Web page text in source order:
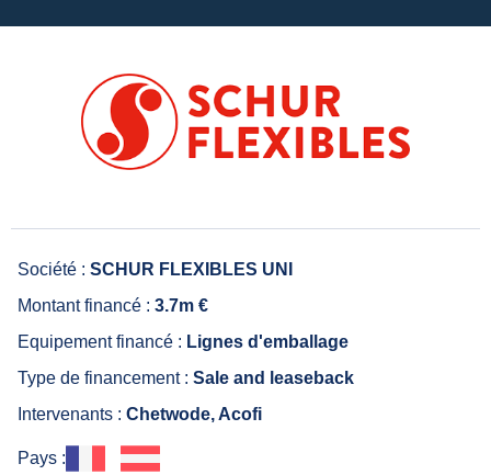
Société : SCHUR FLEXIBLES UNI
Montant financé : 3.7m €
Equipement financé : Lignes d'emballage
Type de financement : Sale and leaseback
Intervenants : Chetwode, Acofi
Pays :